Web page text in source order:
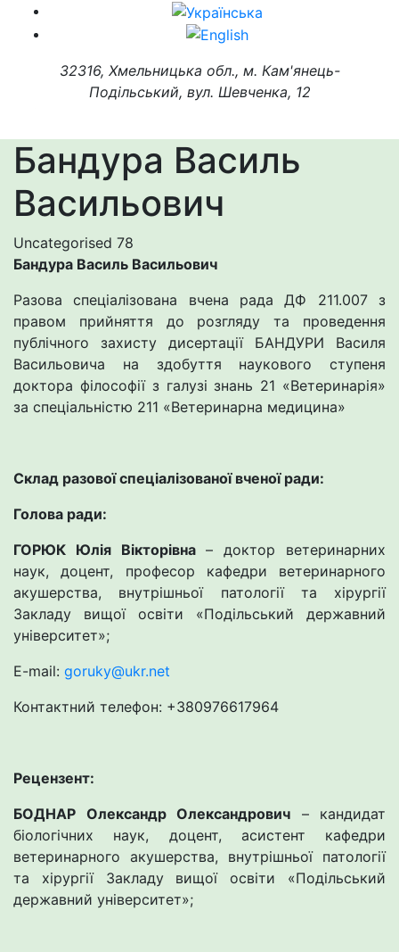
32316, Хмельницька обл., м. Кам'янець-
Подільський, вул. Шевченка, 12
Бандура Василь
Васильович
Uncategorised 78
Бандура Василь Васильович
Разова спеціалізована вчена рада ДФ 211.007 з
правом прийняття до розгляду та проведення
публічного захисту дисертації БАНДУРИ Василя
Васильовича на здобуття наукового ступеня
доктора філософії з галузі знань 21 «Ветеринарія»
за спеціальністю 211 «Ветеринарна медицина»
Склад разової спеціалізованої вченої ради:
Голова ради:
ГОРЮК Юлія Вікторівна– доктор ветеринарних
наук, доцент, професор кафедри ветеринарного
акушерства, внутрішньої патології та хірургії
Закладу вищої освіти «Подільський державний
університет»;
E-mail: goruky@ukr.net
Контактний телефон: +380976617964
Рецензент:
БОДНАР Олександр Олександрович – кандидат
біологічних наук, доцент, асистент кафедри
ветеринарного акушерства, внутрішньої патології
та хірургії Закладу вищої освіти «Подільський
державний університет»;